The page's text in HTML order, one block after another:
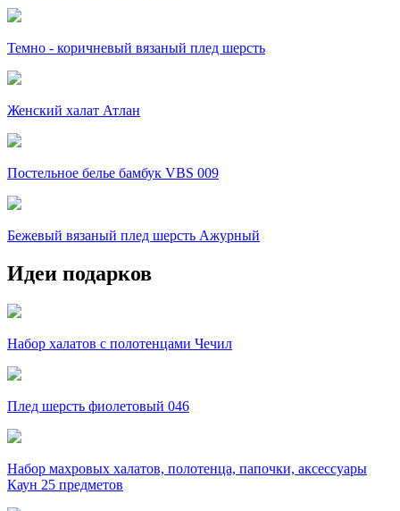
Темно - коричневый вязаный плед шерсть
Женский халат Атлан
Постельное белье бамбук VBS 009
Бежевый вязаный плед шерсть Ажурный
Идеи подарков
Набор халатов с полотенцами Чечил
Плед шерсть фиолетовый 046
Набор махровых халатов, полотенца, папочки, аксессуары
Каун 25 предметов